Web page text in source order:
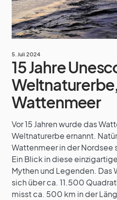
5. Juli 2024
15 Jahre
Wattenmeer
Vor 15 Jahren wurde das
Weltnaturerbe ernannt.
Wattenmeer in der Nordsee
Ein Blick in diese
Mythen und Legenden.
sich über ca. 11.500
misst ca. 500 km in der